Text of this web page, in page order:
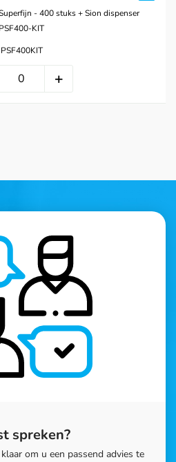
- 400 stuks + Sion dispenser
PSF400-KIT
PSF400KIT
spreken?
om u een passend advies te